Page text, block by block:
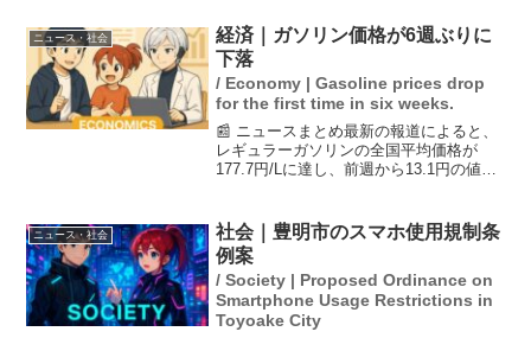
ニュース・社会
経済｜ガソリン価格が6週ぶりに
下落
/ Economy | Gasoline prices drop
for the first time in six weeks.
📰 ニュースまとめ最新の報道によると、
レギュラーガソリンの全国平均価格が
177.7円/Lに達し、前週から13.1円の値下
て補助金を支給したことが影響している
とされてい...
ニュース・社会
社会｜豊明市のスマホ使用規制条
例案
/ Society | Proposed Ordinance on
Smartphone Usage Restrictions in
Toyoake City